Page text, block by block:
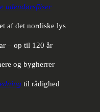
udendørsfliser
af det nordiske lys
– op til 120 år
og bygherrer
til rådighed